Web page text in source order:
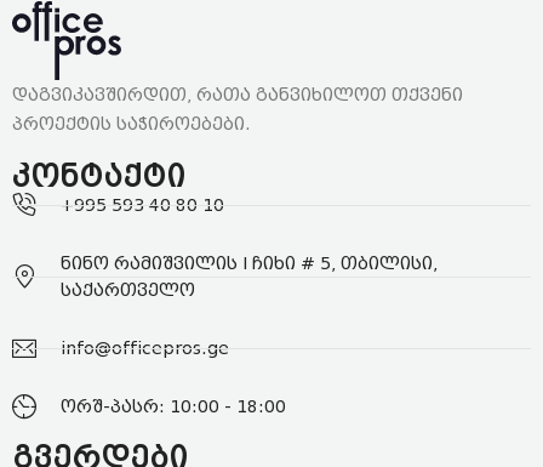
დაგვიკავშირდით, რათა განვიხილოთ თქვენი
პროექტის საჭიროებები.
კონტაქტი
+995 593 40 80 10
ნინო რამიშვილის I ჩიხი # 5, თბილისი,
საქართველო
info@officepros.ge
ორშ-პასრ: 10:00 - 18:00
გვერდები